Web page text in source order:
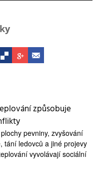
způsobuje
pevniny, zvyšování
tání ledovců a jiné projevy
vyvolávají sociální